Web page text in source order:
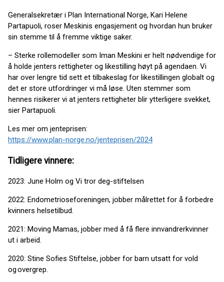
Generalsekretær i Plan International Norge, Kari Helene
Partapuoli, roser Meskinis engasjement og hvordan hun bruker
sin stemme til å fremme viktige saker.
– Sterke rollemodeller som Iman Meskini er helt nødvendige for
å holde jenters rettigheter og likestilling høyt på agendaen. Vi
har over lengre tid sett et tilbakeslag for likestillingen globalt og
det er store utfordringer vi må løse. Uten stemmer som
hennes risikerer vi at jenters rettigheter blir ytterligere svekket,
sier Partapuoli.
Les mer om jenteprisen:
https://www.plan-norge.no/jenteprisen/2024
Tidligere vinnere:
2023: June Holm og Vi tror deg-stiftelsen
2022: Endometrioseforeningen, jobber målrettet for å forbedre
kvinners helsetilbud.
2021: Moving Mamas, jobber med å få flere innvandrerkvinner
ut i arbeid.
2020: Stine Sofies Stiftelse, jobber for barn utsatt for vold
og overgrep.